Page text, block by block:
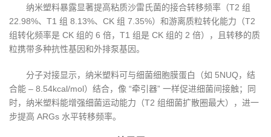
纳米塑料暴露显著提高粘质沙雷氏菌的接合转移频率（T2 组
22.98%、T1 组 8.13%、CK 组 7.35%）和游离质粒转化能力（T2
组转化频率是 CK 组的 6 倍，T1 组是 CK 组的 2 倍），且转移的质
粒携带多种抗性基因和外排泵基因。
分子对接显示，纳米塑料可与细菌细胞膜蛋白（如 5NUQ，结
合能 – 8.54kcal/mol）结合，像 “牵引器” 一样促进细菌间接触；同
时，纳米塑料能增强细菌运动能力（T2 组细菌扩散圈最大），进一
步提高 ARGs 水平转移频率。